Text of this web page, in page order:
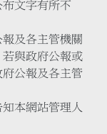
文字有所不
及各主管機關
與政府公報或
公報及各主管
本網站管理人